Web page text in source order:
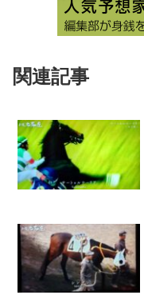
関連記事